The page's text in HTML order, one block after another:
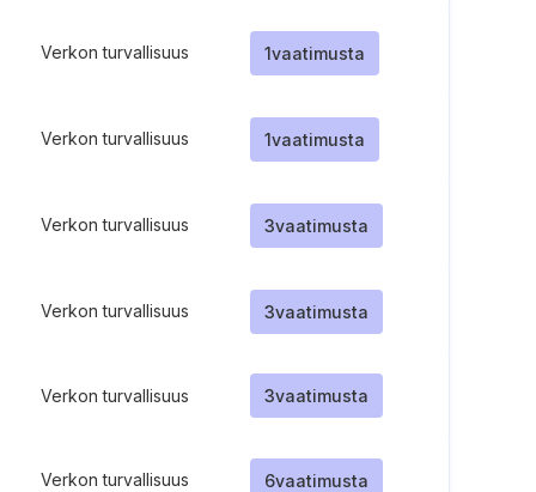
Verkon turvallisuus 1vaatimusta
Verkon turvallisuus 1vaatimusta
Verkon turvallisuus 3vaatimusta
Verkon turvallisuus 3vaatimusta
Verkon turvallisuus 3vaatimusta
Verkon turvallisuus 6vaatimusta